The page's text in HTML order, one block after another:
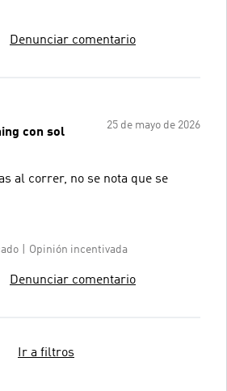
Denunciar comentario
25 de mayo de 2026
con sol
al correr, no se nota que se
Opinión incentivada
Denunciar comentario
Ir a filtros